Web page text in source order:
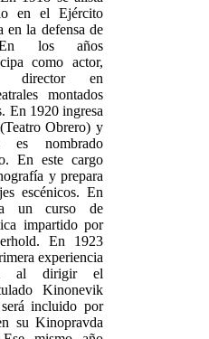
en el Ejército
en la defensa de
En los años
como actor,
director en
montados
En 1920 ingresa
Obrero) y
es nombrado
En este cargo
y prepara
escénicos. En
un curso de
impartido por
En 1923
experiencia
al dirigir el
Kinonevik
incluido por
su Kinopravda